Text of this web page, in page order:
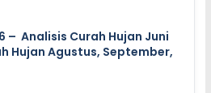
– Analisis Curah Hujan Juni
Hujan Agustus, September,